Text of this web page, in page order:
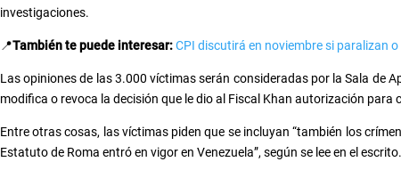
investigaciones.
📍También te puede interesar:CPI discutirá en noviembre si paralizan
Las opiniones de las 3.000 víctimas serán consideradas por la Sala de
modifica o revoca la decisión que le dio al Fiscal Khan autorización
Entre otras cosas, las víctimas piden que se incluyan “también los
Estatuto de Roma entró en vigor en Venezuela”, según se lee en el escrito.